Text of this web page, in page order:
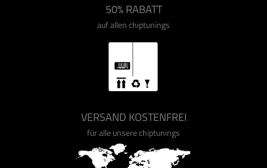
50% RABATT
auf allen chiptunings
VERSAND KOSTENFREI
für alle unsere chiptunings